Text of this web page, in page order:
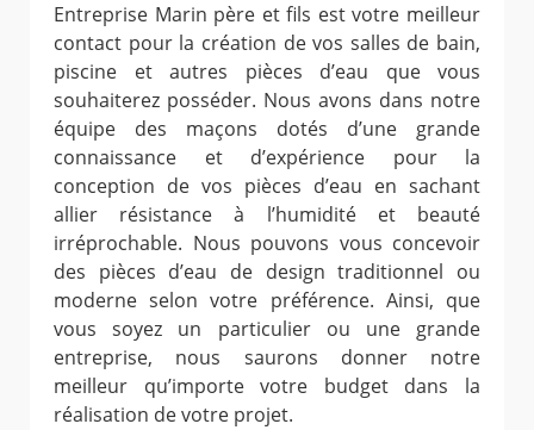
Entreprise Marin père et fils est votre meilleur
contact pour la création de vos salles de bain,
piscine et autres pièces d’eau que vous
souhaiterez posséder. Nous avons dans notre
équipe des maçons dotés d’une grande
connaissance et d’expérience pour la
conception de vos pièces d’eau en sachant
allier résistance à l’humidité et beauté
irréprochable. Nous pouvons vous concevoir
des pièces d’eau de design traditionnel ou
moderne selon votre préférence. Ainsi, que
vous soyez un particulier ou une grande
entreprise, nous saurons donner notre
meilleur qu’importe votre budget dans la
réalisation de votre projet.